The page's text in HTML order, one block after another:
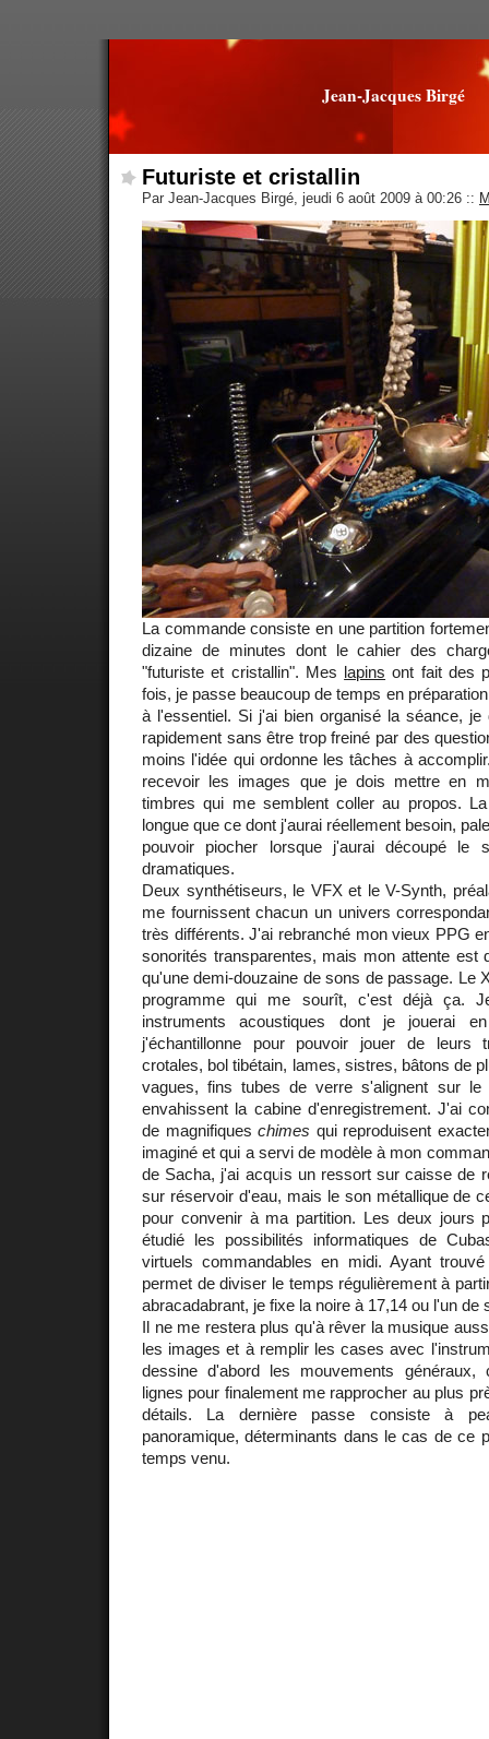
Jean-Jacques Birgé
Futuriste et cristallin
Par Jean-Jacques Birgé, jeudi 6 août 2009 à 00:26 ::
La commande consiste en une partition
dizaine de minutes dont le cahier des
"futuriste et cristallin". Mes lapins ont fait des
fois, je passe beaucoup de temps en
à l'essentiel. Si j'ai bien organisé la séance, je
rapidement sans être trop freiné par des
moins l'idée qui ordonne les tâches à
recevoir les images que je dois mettre en
timbres qui me semblent coller au propos.
longue que ce dont j'aurai réellement besoin,
pouvoir piocher lorsque j'aurai découpé le
dramatiques.
Deux synthétiseurs, le VFX et le V-Synth,
me fournissent chacun un univers
très différents. J'ai rebranché mon vieux PPG
sonorités transparentes, mais mon attente est
qu'une demi-douzaine de sons de passage. Le
programme qui me sourît, c'est déjà ça.
instruments acoustiques dont je jouerai
j'échantillonne pour pouvoir jouer de leurs
crotales, bol tibétain, lames, sistres, bâtons de
vagues, fins tubes de verre s'alignent sur le
envahissent la cabine d'enregistrement. J'ai
de magnifiqueschimes qui reproduisent
imaginé et qui a servi de modèle à mon
de Sacha, j'ai acquis un ressort sur caisse de
sur réservoir d'eau, mais le son métallique de
pour convenir à ma partition. Les deux jours
étudié les possibilités informatiques de
virtuels commandables en midi. Ayant
permet de diviser le temps régulièrement à
abracadabrant, je fixe la noire à 17,14 ou l'un de
Il ne me restera plus qu'à rêver la musique
les images et à remplir les cases avec
dessine d'abord les mouvements généraux,
lignes pour finalement me rapprocher au plus
détails. La dernière passe consiste à
panoramique, déterminants dans le cas de ce
temps venu.